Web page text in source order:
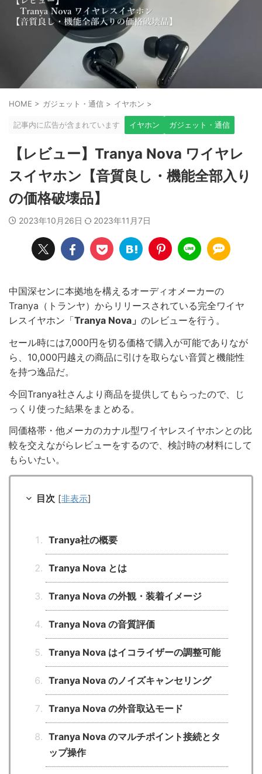
HOME > ガジェット・通信 > イヤホン >
記事内に広告が含まれています イヤホン ガジェット・通信
【レビュー】Tranya Nova ワイヤレ
スイヤホン【音質良し・機能全部入り
の価格破壊品】
2023年10月26日 2023年11月7日
中国深センに本拠地を構えるオーディオメーカーの
Tranya（トランヤ）からリリースされている完全ワイヤ
レスイヤホン「Tranya Nova」 のレビューを行う。
セール時には7,000円を切る価格で購入が可能でありなが
ら、10,000円越えの商品に引けを取らない音質と機能性
を持つ逸品だ。
今回Tranya社さんより商品を提供してもらったので、じ
っくり使った結果をまとめる。
同価格帯・他メーカのカナル型ワイヤレスイヤホンとの比
較を交えながらレビューをするので、検討時の材料にして
もらいたい。
目次 [非表示]
Tranya社の概要
Tranya Nova とは
Tranya Nova の外観・装着イメージ
Tranya Nova の音質評価
Tranya Nova はイコライザーの調整可能
Tranya Nova のノイズキャンセリング
Tranya Nova の外音取込モード
Tranya Nova のマルチポイント接続とタ
ップ操作